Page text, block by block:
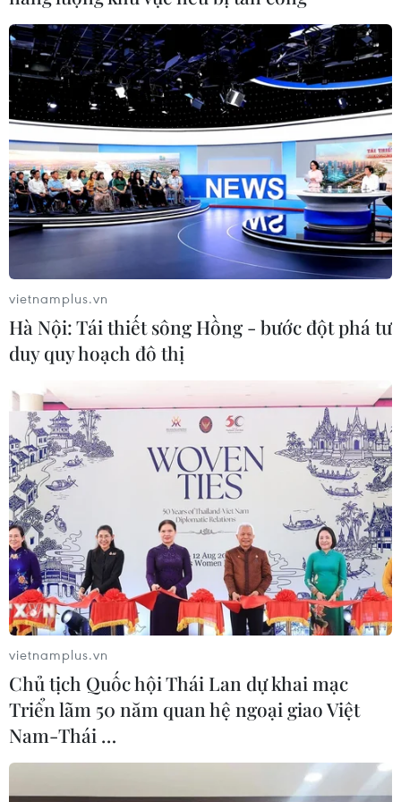
Cuộc tổng tuyển cử lập pháp này là bước đi
quan trọng trong quá trình đổi mới thể chế của
Cuba. Dự kiến, Quốc hội Cuba khóa X sẽ có 64%
là các thành viên mới, là cơ hội để kết hợp giữa
kinh nghiệm làm việc của các đại biểu kỳ cựu
với quan điểm mới của những người lần đầu
làm công tác lập pháp.
Theo kế hoạch, Quốc hội khóa mới của Cuba sẽ
tổ chức kỳ họp đầu tiên vào ngày 19/4 tới./
(TTXVN/Vietnam+)
#Cuba #Bầu cử Quốc hội
#Cử tri
#Chủ tịch Cuba Miguel Diaz-Canel
#Tổng tuyển cử
Cuba
vietnamplus.vn
Hà Nội: Tái thiết sông Hồng - bước đột phá tư
duy quy hoạch đô thị
vietnamplus.vn
Chủ tịch Quốc hội Thái Lan dự khai mạc
Triển lãm 50 năm quan hệ ngoại giao Việt
Nam-Thái …